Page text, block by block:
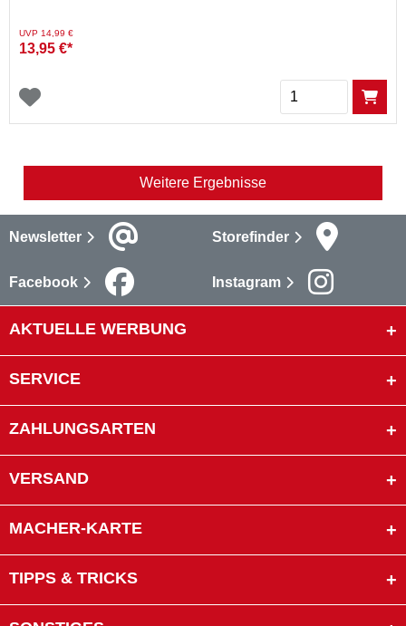
Preis reduziert von
UVP 14,99 €auf
13,95 €*
Menge
Weitere Ergebnisse
Newsletter Storefinder
Facebook Instagram
AKTUELLE WERBUNG
SERVICE
ZAHLUNGSARTEN
VERSAND
MACHER-KARTE
TIPPS & TRICKS